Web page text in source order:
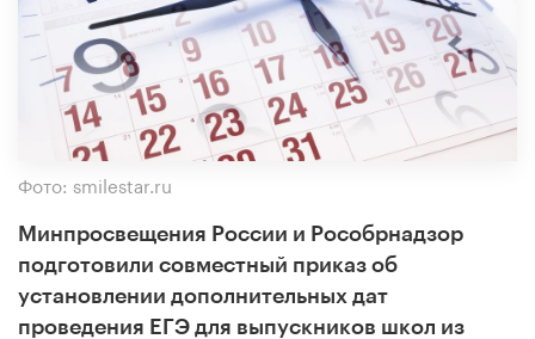
Фото: smilestar.ru
Минпросвещения России и Рособрнадзор
подготовили совместный приказ об
установлении дополнительных дат
проведения ЕГЭ для выпускников школ из